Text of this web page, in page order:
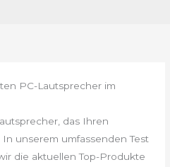
PC-Lautsprecher im
das Ihren
unserem umfassenden Test
die aktuellen Top-Produkte